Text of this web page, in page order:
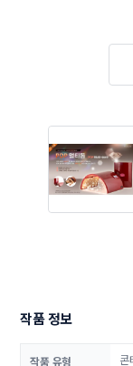
작품 정보
작품 유형 콘